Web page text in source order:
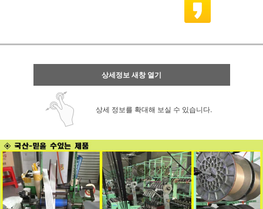
상세정보 새창 열기
상세 정보를 확대해 보실 수 있습니다.